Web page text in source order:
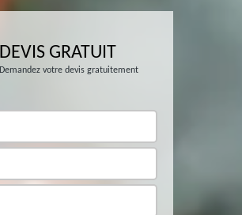
DEVIS GRATUIT
Demandez votre devis gratuitement